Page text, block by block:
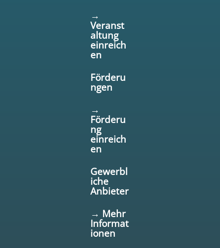
→
Veranst
altung
einreich
en
Förderu
ngen
→
Förderu
ng
einreich
en
Gewerbl
iche
Anbieter
→ Mehr
Informat
ionen